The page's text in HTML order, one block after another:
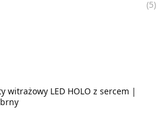
(5)
witrażowy LED HOLO z sercem |